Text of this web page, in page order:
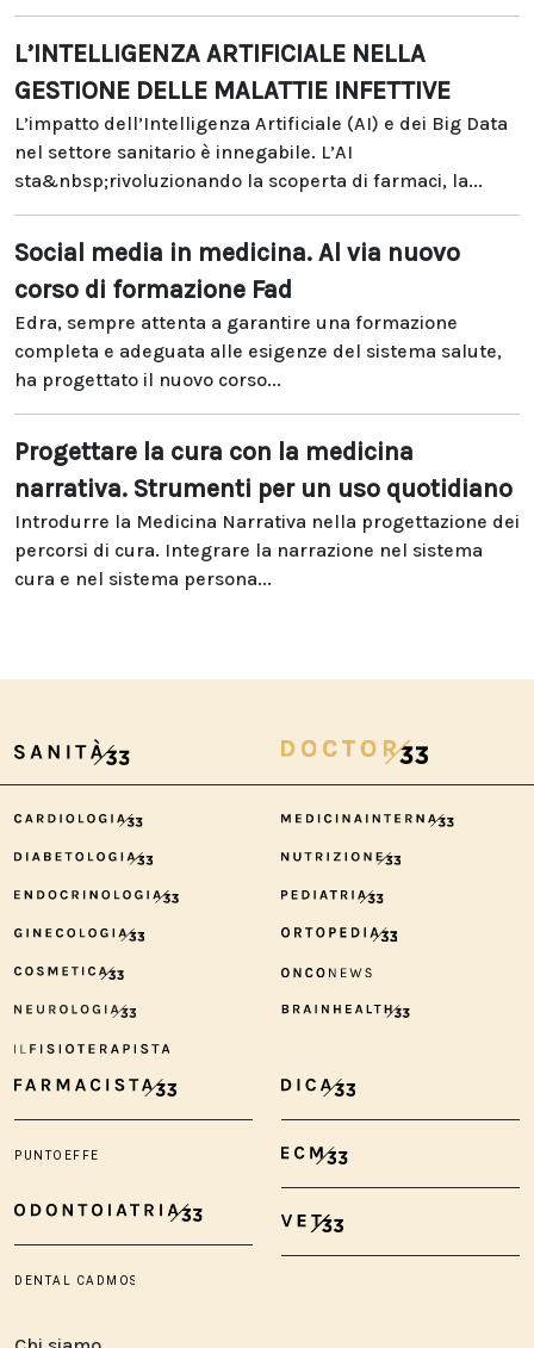
L’INTELLIGENZA ARTIFICIALE NELLA
GESTIONE DELLE MALATTIE INFETTIVE
L’impatto dell’Intelligenza Artificiale (AI) e dei Big Data
nel settore sanitario è innegabile. L’AI
sta&nbsp;rivoluzionando la scoperta di farmaci, la...
Social media in medicina. Al via nuovo
corso di formazione Fad
Edra, sempre attenta a garantire una formazione
completa e adeguata alle esigenze del sistema salute,
ha progettato il nuovo corso...
Progettare la cura con la medicina
narrativa. Strumenti per un uso quotidiano
Introdurre la Medicina Narrativa nella progettazione dei
percorsi di cura. Integrare la narrazione nel sistema
cura e nel sistema persona...